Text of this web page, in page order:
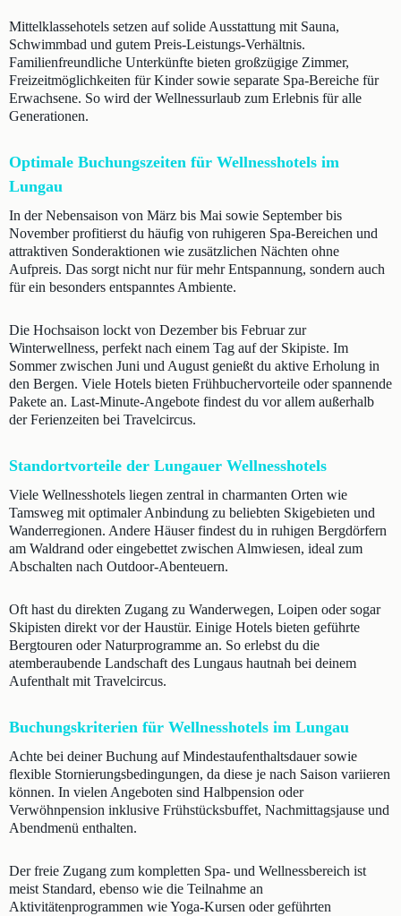
Mittelklassehotels setzen auf solide Ausstattung mit Sauna,
Schwimmbad und gutem Preis-Leistungs-Verhältnis.
Familienfreundliche Unterkünfte bieten großzügige Zimmer,
Freizeitmöglichkeiten für Kinder sowie separate Spa-Bereiche für
Erwachsene. So wird der Wellnessurlaub zum Erlebnis für alle
Generationen.
Optimale Buchungszeiten für Wellnesshotels im
Lungau
In der Nebensaison von März bis Mai sowie September bis
November profitierst du häufig von ruhigeren Spa-Bereichen und
attraktiven Sonderaktionen wie zusätzlichen Nächten ohne
Aufpreis. Das sorgt nicht nur für mehr Entspannung, sondern auch
für ein besonders entspanntes Ambiente.
Die Hochsaison lockt von Dezember bis Februar zur
Winterwellness, perfekt nach einem Tag auf der Skipiste. Im
Sommer zwischen Juni und August genießt du aktive Erholung in
den Bergen. Viele Hotels bieten Frühbuchervorteile oder spannende
Pakete an. Last-Minute-Angebote findest du vor allem außerhalb
der Ferienzeiten bei Travelcircus.
Standortvorteile der Lungauer Wellnesshotels
Viele Wellnesshotels liegen zentral in charmanten Orten wie
Tamsweg mit optimaler Anbindung zu beliebten Skigebieten und
Wanderregionen. Andere Häuser findest du in ruhigen Bergdörfern
am Waldrand oder eingebettet zwischen Almwiesen, ideal zum
Abschalten nach Outdoor-Abenteuern.
Oft hast du direkten Zugang zu Wanderwegen, Loipen oder sogar
Skipisten direkt vor der Haustür. Einige Hotels bieten geführte
Bergtouren oder Naturprogramme an. So erlebst du die
atemberaubende Landschaft des Lungaus hautnah bei deinem
Aufenthalt mit Travelcircus.
Buchungskriterien für Wellnesshotels im Lungau
Achte bei deiner Buchung auf Mindestaufenthaltsdauer sowie
flexible Stornierungsbedingungen, da diese je nach Saison variieren
können. In vielen Angeboten sind Halbpension oder
Verwöhnpension inklusive Frühstücksbuffet, Nachmittagsjause und
Abendmenü enthalten.
Der freie Zugang zum kompletten Spa- und Wellnessbereich ist
meist Standard, ebenso wie die Teilnahme an
Aktivitätenprogrammen wie Yoga-Kursen oder geführten